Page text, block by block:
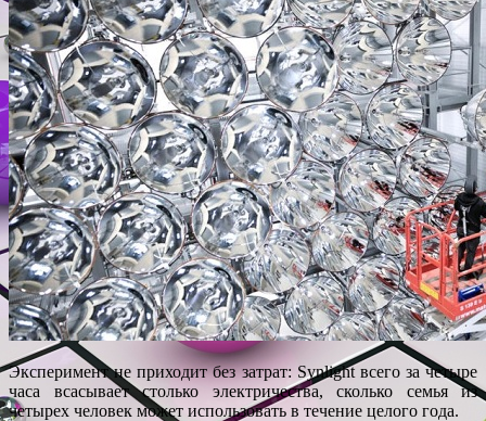
Эксперимент не приходит без затрат: Synlight всего за четыре
часа всасывает столько электричества, сколько семья из
четырех человек может использовать в течение целого года.